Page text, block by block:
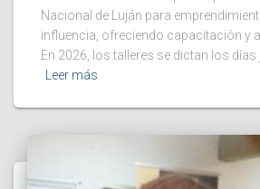
Nacional de Luján para
influencia, ofreciendo capacitación y
En 2026, los talleres se dictan los días
Leer más